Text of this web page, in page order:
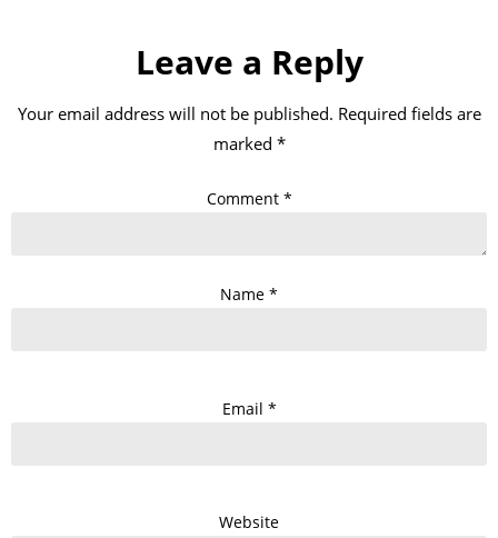
Leave a Reply
Your email address will not be published. Required fields are
marked *
Comment *
Name *
Email *
Website